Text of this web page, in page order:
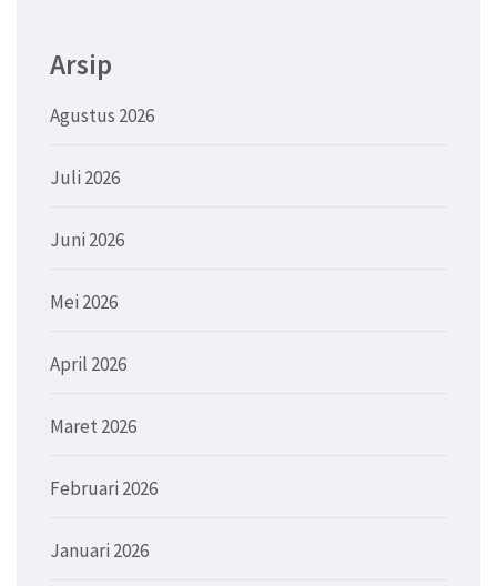
Arsip
Agustus 2026
Juli 2026
Juni 2026
Mei 2026
April 2026
Maret 2026
Februari 2026
Januari 2026